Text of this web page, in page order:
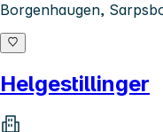
Borgenhaugen,
Helgestillinger